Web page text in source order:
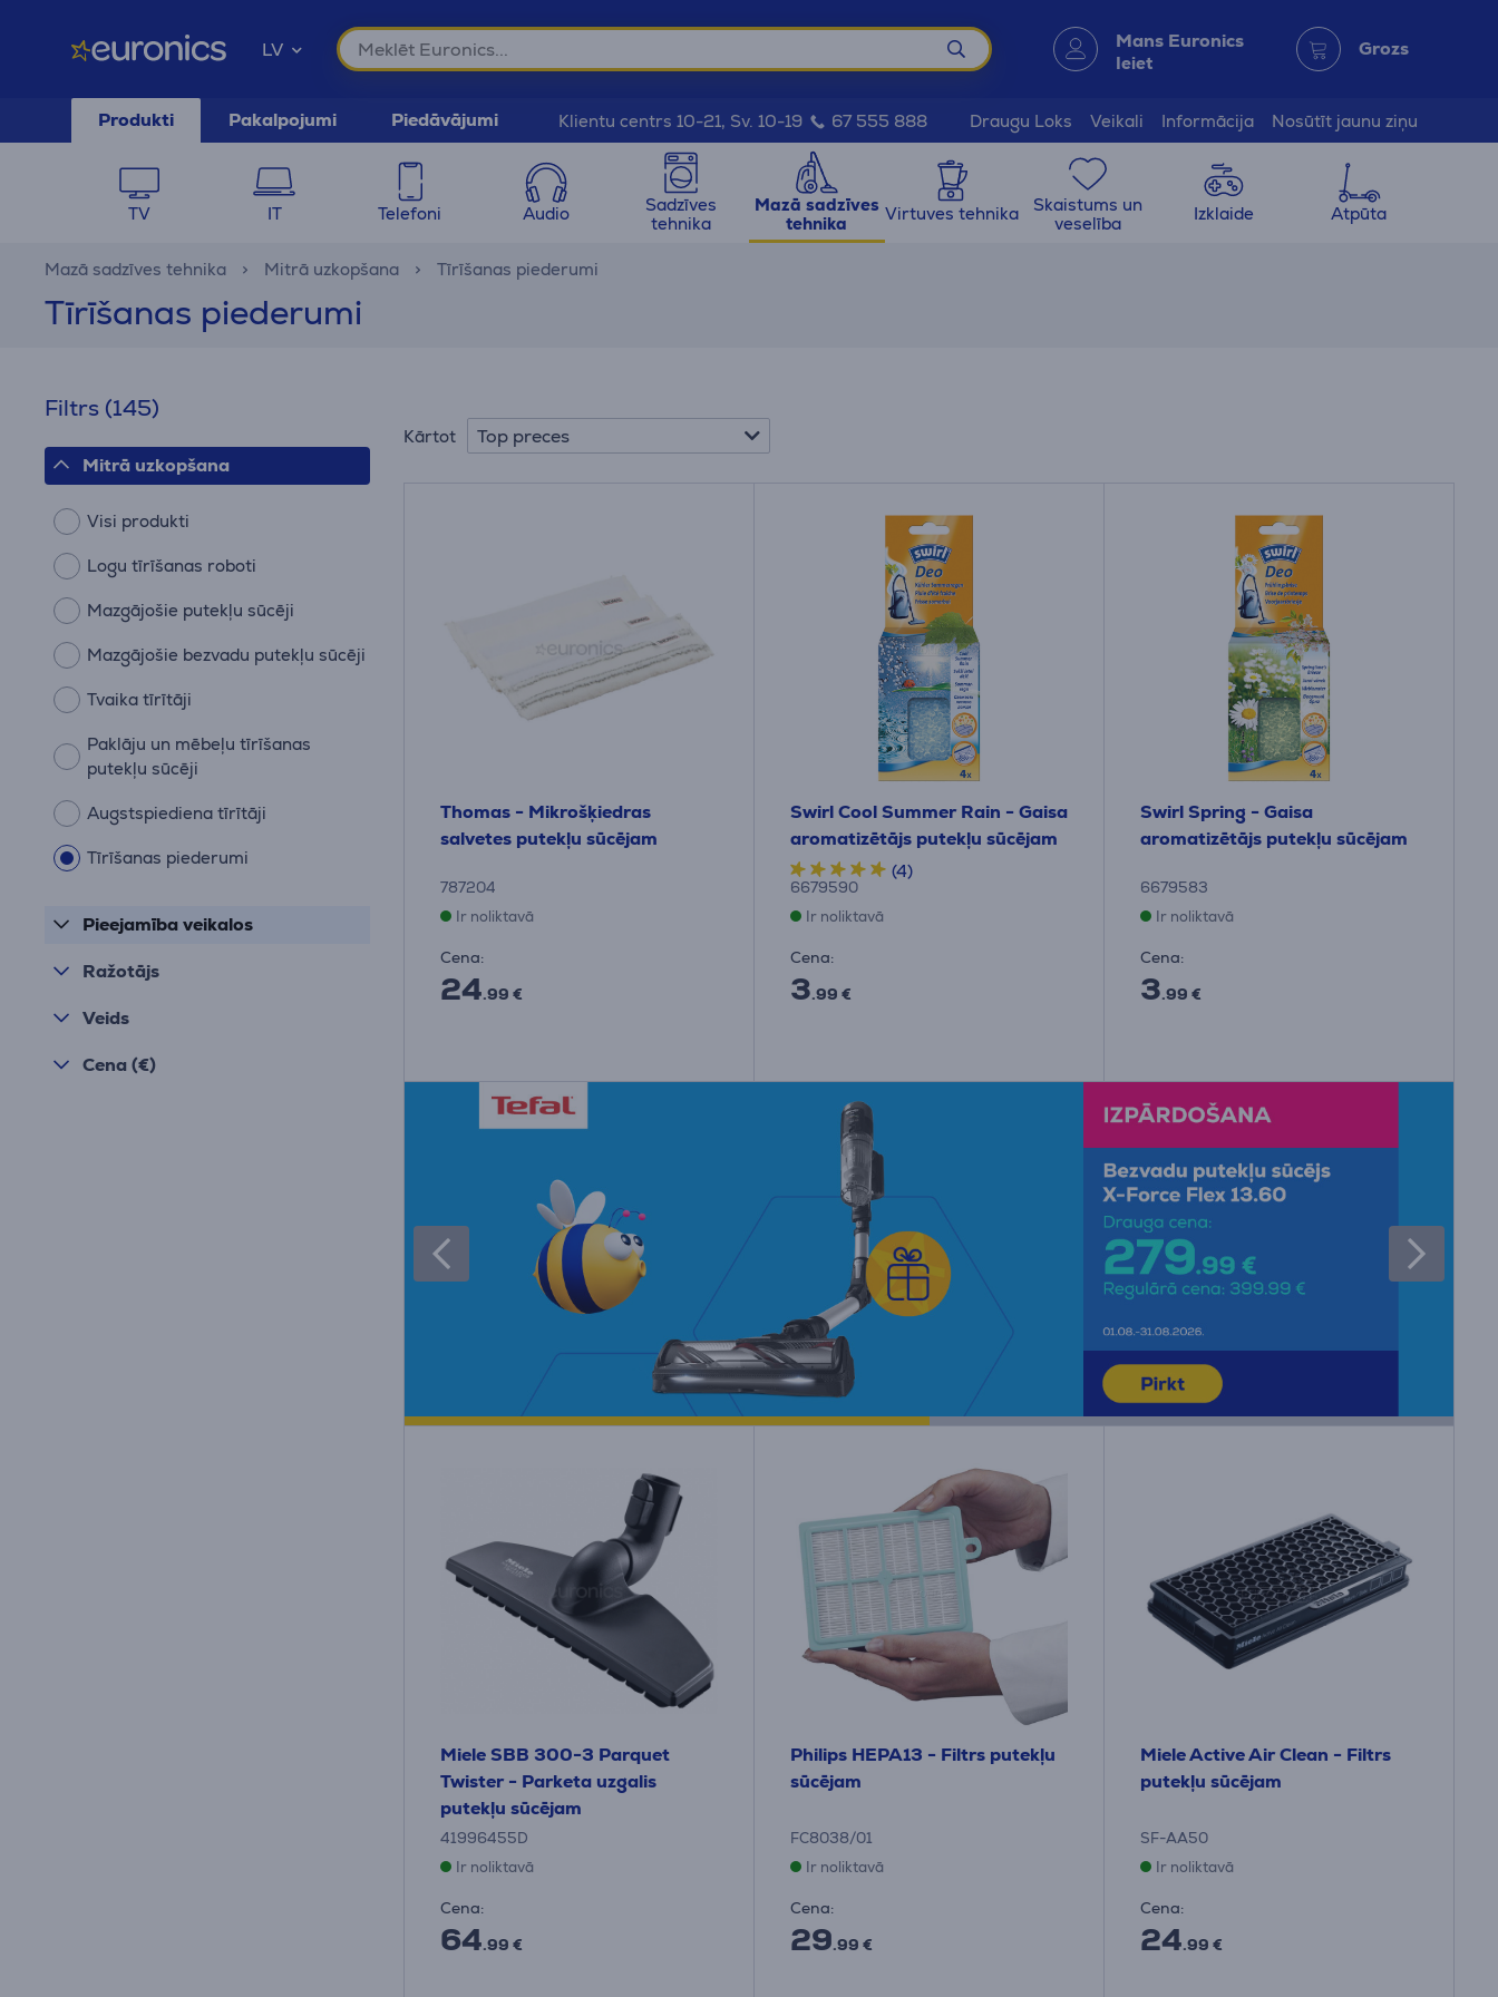
LV Mans Euronics
Ieiet
Grozs
Produkti Pakalpojumi Piedāvājumi Klientu centrs 10-21, Sv. 10-19 67 555 888 Draugu Loks Veikali Informācija Nosūtīt jaunu ziņu
TV IT Telefoni Audio
Sadzīves
tehnika
Mazā sadzīves
tehnika
Virtuves tehnika
Skaistums un
veselība
Izklaide Atpūta
Mazā sadzīves tehnika Mitrā uzkopšana Tīrīšanas piederumi
Tīrīšanas piederumi
Filtrs (145)
Mitrā uzkopšana
Visi produkti
Logu tīrīšanas roboti
Mazgājošie putekļu sūcēji
Mazgājošie bezvadu putekļu sūcēji
Tvaika tīrītāji
Paklāju un mēbeļu tīrīšanas
putekļu sūcēji
Augstspiediena tīrītāji
Tīrīšanas piederumi
Pieejamība veikalos
Ražotājs
Veids
Cena (€)
Kārtot Top preces
Thomas - Mikrošķiedras
salvetes putekļu sūcējam
787204
Ir noliktavā
Cena:
24.99 €
Swirl Cool Summer Rain - Gaisa
aromatizētājs putekļu sūcējam
(4)
6679590
Ir noliktavā
Cena:
3.99 €
Swirl Spring - Gaisa
aromatizētājs putekļu sūcējam
6679583
Ir noliktavā
Cena:
3.99 €
Miele SBB 300-3 Parquet
Twister - Parketa uzgalis
putekļu sūcējam
41996455D
Ir noliktavā
Cena:
64.99 €
Philips HEPA13 - Filtrs putekļu
sūcējam
FC8038/01
Ir noliktavā
Cena:
29.99 €
Miele Active Air Clean - Filtrs
putekļu sūcējam
SF-AA50
Ir noliktavā
Cena:
24.99 €